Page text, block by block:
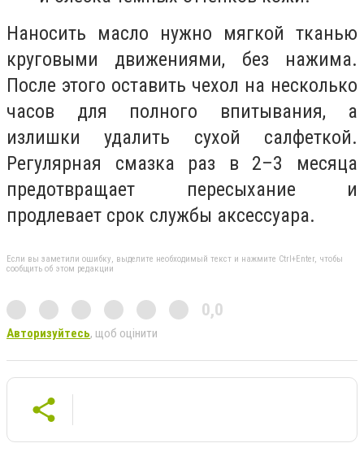
Наносить масло нужно мягкой тканью
круговыми движениями, без нажима.
После этого оставить чехол на несколько
часов для полного впитывания, а
излишки удалить сухой салфеткой.
Регулярная смазка раз в 2–3 месяца
предотвращает пересыхание и
продлевает срок службы аксессуара.
Если вы заметили ошибку, выделите необходимый текст и нажмите Ctrl+Enter, чтобы
сообщить об этом редакции
0,0
Авторизуйтесь, щоб оцінити